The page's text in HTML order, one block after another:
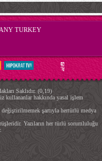
TURKEY
Saklıdır. (0,19)
kullananlar hakkında yasal işlem
şartıyla hertürlü medya
Yazıların her türlü sorumluluğu